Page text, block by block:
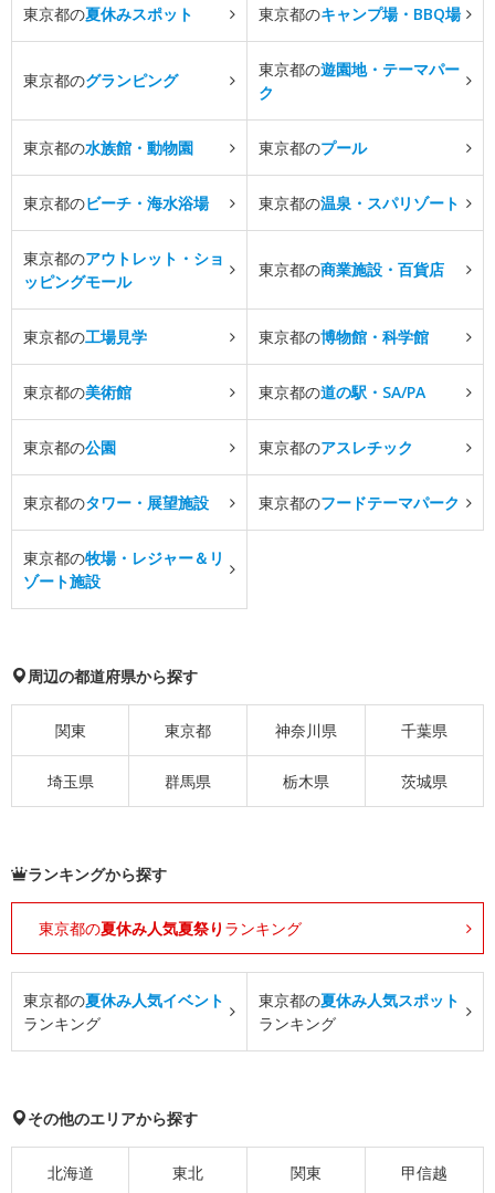
東京都の夏休みスポット 東京都のキャンプ場・BBQ場
東京都のグランピング
東京都の遊園地・テーマパー
ク
東京都の水族館・動物園 東京都のプール
東京都のビーチ・海水浴場 東京都の温泉・スパリゾート
東京都のアウトレット・ショ
ッピングモール
東京都の商業施設・百貨店
東京都の工場見学 東京都の博物館・科学館
東京都の美術館 東京都の道の駅・SA/PA
東京都の公園 東京都のアスレチック
東京都のタワー・展望施設 東京都のフードテーマパーク
東京都の牧場・レジャー＆リ
ゾート施設
周辺の都道府県から探す
関東 東京都 神奈川県 千葉県
埼玉県 群馬県 栃木県 茨城県
ランキングから探す
東京都の夏休み人気夏祭り ランキング
東京都の夏休み人気イベント
ランキング
東京都の夏休み人気スポット
ランキング
その他のエリアから探す
北海道 東北 関東 甲信越